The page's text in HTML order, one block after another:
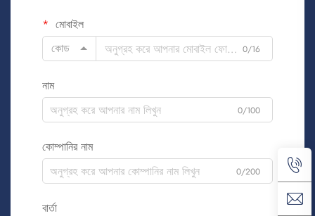
মোবাইল
কোড
0/16
নাম
0/100
কোম্পানির নাম
0/200
বার্তা